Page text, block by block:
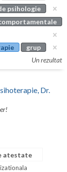
psihologie
grup
Un rezultat
Dr.
atestate